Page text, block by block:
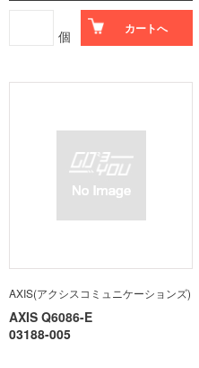
個 カートへ
AXIS(アクシスコミュニケーションズ)
AXIS Q6086-E
03188-005